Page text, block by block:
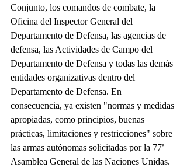
Conjunto, los comandos de combate, la
Oficina del Inspector General del
Departamento de Defensa, las agencias de
defensa, las Actividades de Campo del
Departamento de Defensa y todas las demás
entidades organizativas dentro del
Departamento de Defensa. En
consecuencia, ya existen "normas y medidas
apropiadas, como principios, buenas
prácticas, limitaciones y restricciones" sobre
las armas autónomas solicitadas por la 77ª
Asamblea General de las Naciones Unidas.